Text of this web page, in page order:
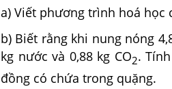
a) Viết phương trình hoá học
b) Biết rằng khi nung nóng
kg nước và 0,88 kg CO2.
đồng có chứa trong quặng.